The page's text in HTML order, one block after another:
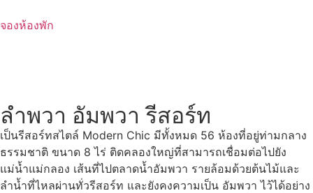
to
จองห้องพัก
ลำพวา อัมพวา รีสอร์ท
เป็นรีสอร์ทสไตล์ Modern Chic มีทั้งหมด 56 ห้องที่อยู่ท่ามกลาง
ธรรมชาติ ขนาด 8 ไร่ ติดคลองใหญ่ที่สามารถเชื่อมต่อไปยัง
แม่น้ำแม่กลอง เส้นที่ไปตลาดน้ำอัมพวา รายล้อมด้วยต้นไม้และ
ลำน้ำที่ไหลผ่านทั่วรีสอร์ท และยังคงความเป็น อัมพวา ไว้ได้อย่าง